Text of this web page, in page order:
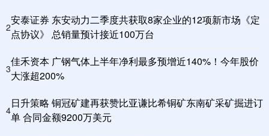
2
安泰证券 东安动力二季度共获取8家企业的12项新市场《定
点协议》 总销量预计接近100万台
3
佳禾资本 广钢气体上半年净利最多预增近140%！今年股价
大涨超200%
4
日升策略 铜冠矿建再获赞比亚谦比希铜矿东南矿采矿掘进订
单 合同金额9200万美元